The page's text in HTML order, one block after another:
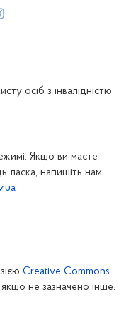
осіб з інвалідністю
Якщо ви маєте
ласка, напишіть нам:
Creative Commons
якщо не зазначено інше.